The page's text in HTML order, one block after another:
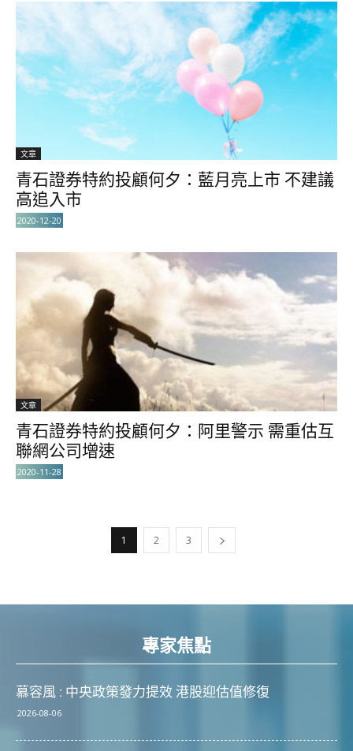
文章
青石證券特約投顧何夕：藍月亮上市 不建議
高追入市
2020-12-20
文章
青石證券特約投顧何夕：阿里警示 需重估互
聯網公司增速
2020-11-28
1 2 3
專家焦點
慕容風 : 中央政策發力提效 港股迎估值修復
2026-08-06